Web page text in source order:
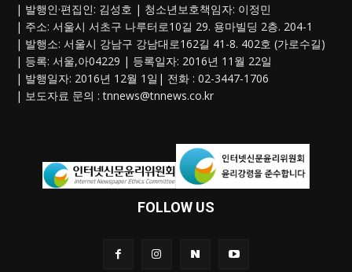
| 발행인·편집인: 김성호 | 청소년보호책임자: 이정민
| 주소: 서울시 서초구 나루터로10길 29. 용마빌딩 2층. 204-1
| 발행소: 서울시 강남구 강남대로162길 41-8. 402호 (가로수길)
| 등록: 서울,아04229 | 등록일자: 2016년 11월 22일
| 발행일자: 2016년 12월 1일| 전화 : 02-3447-1706
| 보도자료 문의 :tnnews@tnnews.co.kr
FOLLOW US